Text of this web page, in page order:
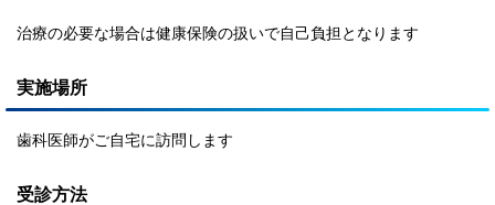
治療の必要な場合は健康保険の扱いで自己負担となります
実施場所
歯科医師がご自宅に訪問します
受診方法